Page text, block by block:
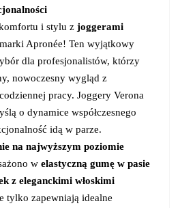
i stylu z joggerami
marki Apronée! Ten wyjątkowy
dla profesjonalistów, którzy
nowoczesny wygląd z
pracy. Joggery Verona
o dynamice współczesnego
idą w parze.
na najwyższym poziomie
w elastyczną gumę w pasie
z eleganckimi włoskimi
tylko zapewniają idealne